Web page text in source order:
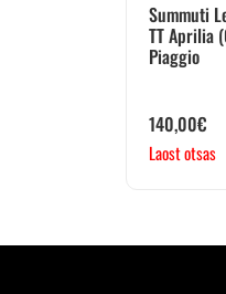
Summuti
TT Aprilia
Piaggio
140,00€
Laost otsas